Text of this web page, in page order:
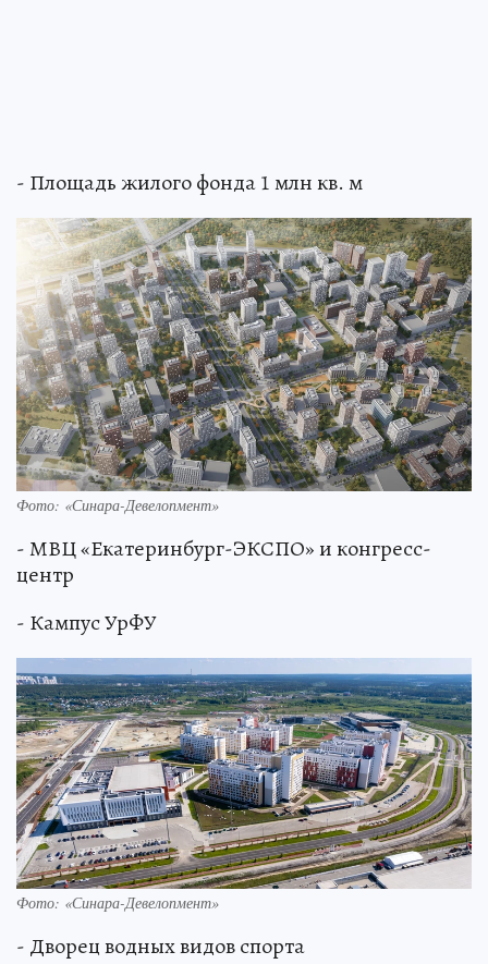
- Площадь жилого фонда 1 млн кв. м
Фото: «Синара-­Девелопмент»
- МВЦ «Екатеринбург-ЭКСПО» и конгресс-
центр
- Кампус УрФУ
Фото: «Синара-­Девелопмент»
- Дворец водных видов спорта